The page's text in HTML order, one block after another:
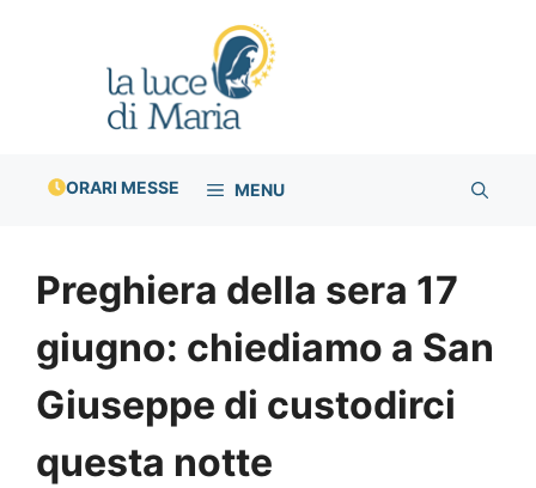
ORARI MESSE MENU
Preghiera della sera 17
giugno: chiediamo a San
Giuseppe di custodirci
questa notte